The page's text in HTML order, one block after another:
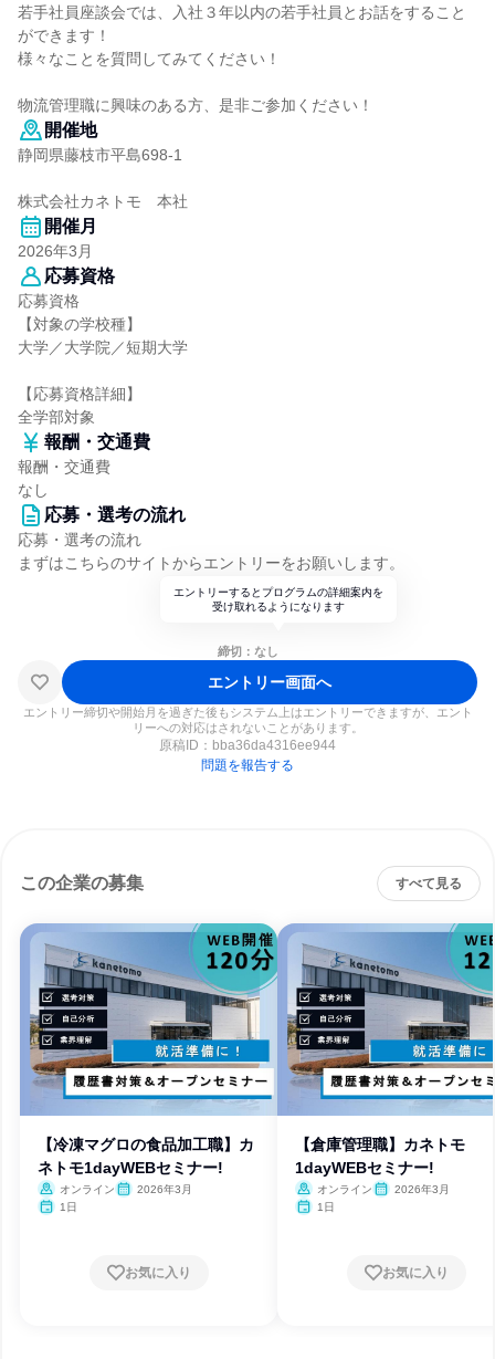
若手社員座談会では、入社３年以内の若手社員とお話をすること
ができます！
様々なことを質問してみてください！
物流管理職に興味のある方、是非ご参加ください！
開催地
静岡県藤枝市平島698-1
株式会社カネトモ 本社
開催月
2026年3月
応募資格
応募資格
【対象の学校種】
大学／大学院／短期大学
【応募資格詳細】
全学部対象
報酬・交通費
報酬・交通費
なし
応募・選考の流れ
応募・選考の流れ
まずはこちらのサイトからエントリーをお願いします。
エントリーするとプログラムの詳細案内を
受け取れるようになります
締切：なし
エントリー画面へ
エントリー締切や開始月を過ぎた後もシステム上はエントリーできますが、エント
リーへの対応はされないことがあります。
原稿ID： bba36da4316ee944
問題を報告する
この企業の募集 すべて見る
【冷凍マグロの食品加工職】カ
ネトモ1dayWEBセミナー!
オンライン
2026年3月
1日
お気に入り
【倉庫管理職】カネトモ
1dayWEBセミナー!
オンライン
2026年3月
1日
お気に入り